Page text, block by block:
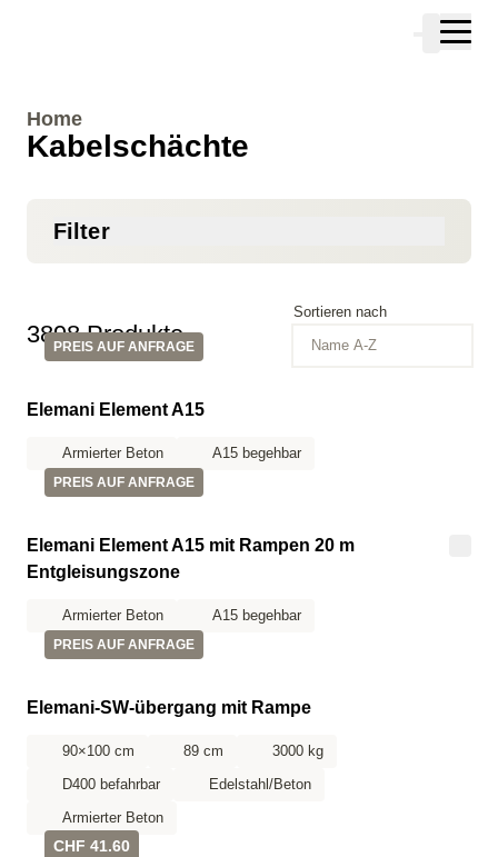
Home
Kabelschächte
Filter
3898 Produkte
Sortieren nach
Name A-Z
PREIS AUF ANFRAGE
Elemani Element A15
Armierter Beton A15 begehbar
PREIS AUF ANFRAGE
Elemani Element A15 mit Rampen 20 m
Entgleisungszone
Armierter Beton A15 begehbar
PREIS AUF ANFRAGE
Elemani-SW-übergang mit Rampe
90×100 cm 89 cm
3000 kg
D400 befahrbar
Edelstahl/Beton
Armierter Beton
CHF 41.60